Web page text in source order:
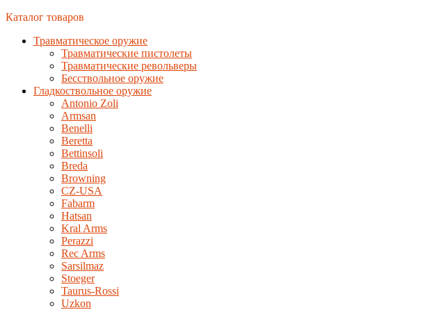
Каталог товаров
Травматическое оружие
Травматические пистолеты
Травматические револьверы
Бесствольное оружие
Гладкоствольное оружие
Antonio Zoli
Armsan
Benelli
Beretta
Bettinsoli
Breda
Browning
CZ-USA
Fabarm
Hatsan
Kral Arms
Perazzi
Rec Arms
Sarsilmaz
Stoeger
Taurus-Rossi
Uzkon